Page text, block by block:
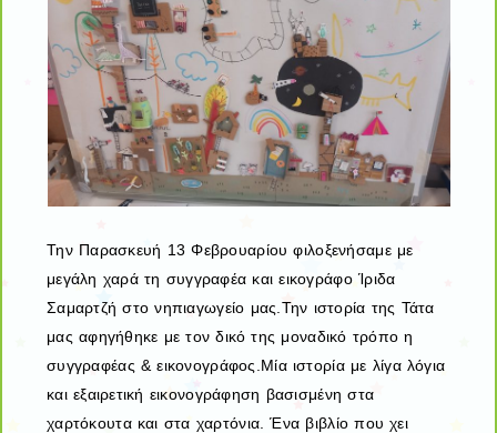
Την Παρασκευή 13 Φεβρουαρίου φιλοξενήσαμε με
μεγάλη χαρά τη συγγραφέα και εικογράφο Ίριδα
Σαμαρτζή στο νηπιαγωγείο μας.Την ιστορία της Τάτα
μας αφηγήθηκε με τον δικό της μοναδικό τρόπο η
συγγραφέας & εικονογράφος.Μία ιστορία με λίγα λόγια
και εξαιρετική εικονογράφηση βασισμένη στα
χαρτόκουτα και στα χαρτόνια. Ένα βιβλίο που χει